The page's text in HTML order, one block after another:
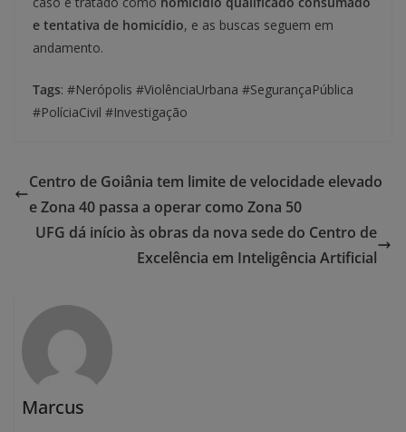
e tentativa de homicídio, e as buscas seguem em
andamento.
Tags: #Nerópolis #ViolênciaUrbana #SegurançaPública
#PolíciaCivil #Investigação
Centro de Goiânia tem limite de velocidade elevado
e Zona 40 passa a operar como Zona 50
UFG dá início às obras da nova sede do Centro de
Excelência em Inteligência Artificial
Marcus